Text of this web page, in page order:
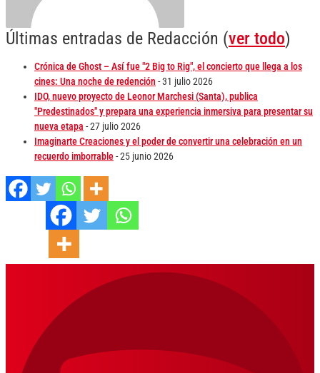
Últimas entradas de Redacción (ver todo)
Crónica de Ghost – Así fue "2 Big to Rig", el concierto que llega a los
cines: Una noche de redención - 31 julio 2026
IDO, nuevo proyecto de Leonor Marchesi (Santa), publica
"Predestinados" y prepara una experiencia inmersiva para presentar su
nueva etapa - 27 julio 2026
Imaginarte Creaciones y el poder de convertir una celebración en un
recuerdo imborrable- 25 junio 2026